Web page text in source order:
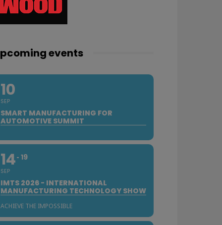
events
10
SEP
SMART MANUFACTURING FOR
AUTOMOTIVE SUMMIT
14
SEP
19
IMTS 2026 - INTERNATIONAL
MANUFACTURING TECHNOLOGY SHOW
ACHIEVE THE IMPOSSIBLE